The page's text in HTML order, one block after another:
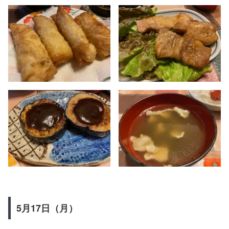
5月17日（月）